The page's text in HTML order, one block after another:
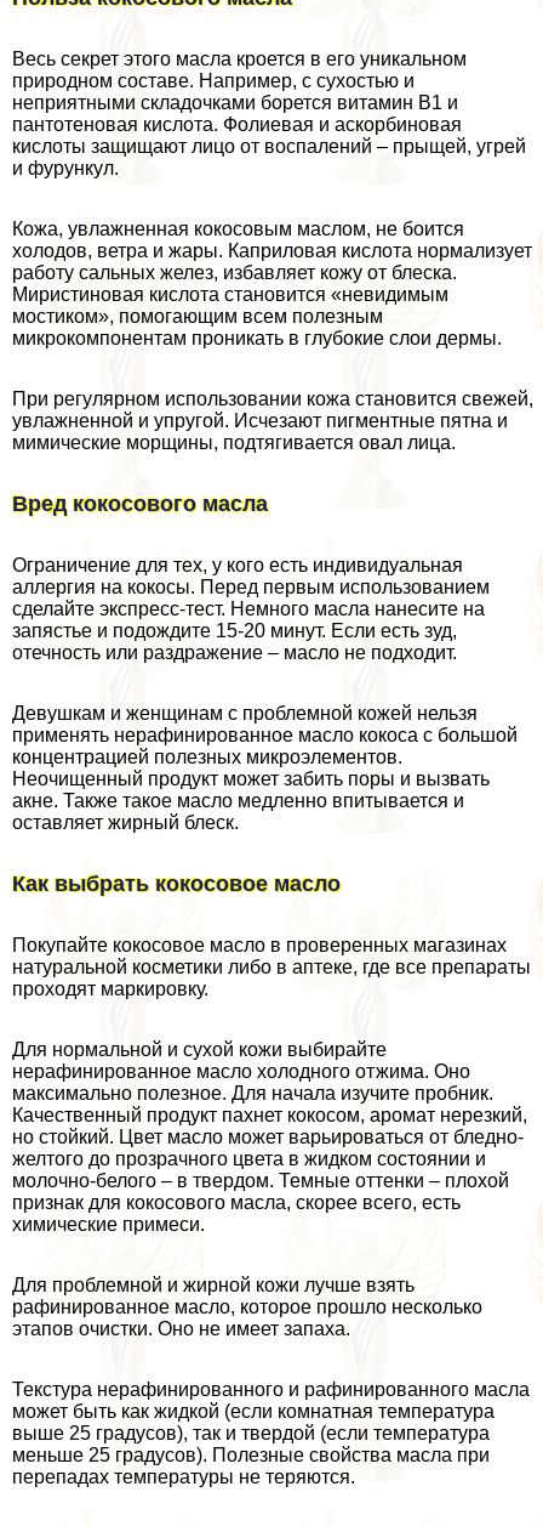
Весь секрет этого масла кроется в его уникальном
природном составе. Например, с сухостью и
неприятными складочками борется витамин В1 и
пантотеновая кислота. Фолиевая и аскорбиновая
кислоты защищают лицо от воспалений – прыщей, угрей
и фурункул.
Кожа, увлажненная кокосовым маслом, не боится
холодов, ветра и жары. Каприловая кислота нормализует
работу сальных желез, избавляет кожу от блеска.
Миристиновая кислота становится «невидимым
мостиком», помогающим всем полезным
микрокомпонентам проникать в глубокие слои дермы.
При регулярном использовании кожа становится свежей,
увлажненной и упругой. Исчезают пигментные пятна и
мимические морщины, подтягивается овал лица.
Вред кокосового масла
Ограничение для тех, у кого есть индивидуальная
аллергия на кокосы. Перед первым использованием
сделайте экспресс-тест. Немного масла нанесите на
запястье и подождите 15-20 минут. Если есть зуд,
отечность или раздражение – масло не подходит.
Девушкам и женщинам с проблемной кожей нельзя
применять нерафинированное масло кокоса с большой
концентрацией полезных микроэлементов.
Неочищенный продукт может забить поры и вызвать
акне. Также такое масло медленно впитывается и
оставляет жирный блеск.
Как выбрать кокосовое масло
Покупайте кокосовое масло в проверенных магазинах
натуральной косметики либо в аптеке, где все препараты
проходят маркировку.
Для нормальной и сухой кожи выбирайте
нерафинированное масло холодного отжима. Оно
максимально полезное. Для начала изучите пробник.
Качественный продукт пахнет кокосом, аромат нерезкий,
но стойкий. Цвет масло может варьироваться от бледно-
желтого до прозрачного цвета в жидком состоянии и
молочно-белого – в твердом. Темные оттенки – плохой
признак для кокосового масла, скорее всего, есть
химические примеси.
Для проблемной и жирной кожи лучше взять
рафинированное масло, которое прошло несколько
этапов очистки. Оно не имеет запаха.
Текстура нерафинированного и рафинированного масла
может быть как жидкой (если комнатная температура
выше 25 градусов), так и твердой (если температура
меньше 25 градусов). Полезные свойства масла при
перепадах температуры не теряются.